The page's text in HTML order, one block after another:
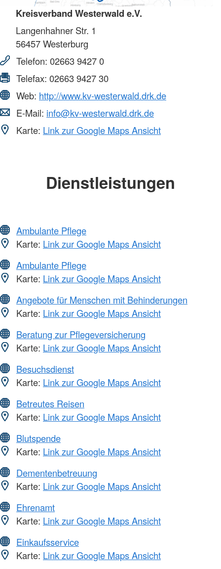
Kreisverband Westerwald e.V.
Langenhahner Str. 1
56457Westerburg
Telefon: 02663 9427 0
Telefax: 02663 9427 30
Web: http://www.kv-westerwald.drk.de
E-Mail: info@kv-westerwald.drk.de
Karte: Link zur Google Maps Ansicht
Dienstleistungen
Ambulante Pflege
Karte: Link zur Google Maps Ansicht
Ambulante Pflege
Karte: Link zur Google Maps Ansicht
Angebote für Menschen mit Behinderungen
Karte: Link zur Google Maps Ansicht
Beratung zur Pflegeversicherung
Karte: Link zur Google Maps Ansicht
Besuchsdienst
Karte: Link zur Google Maps Ansicht
Betreutes Reisen
Karte: Link zur Google Maps Ansicht
Blutspende
Karte: Link zur Google Maps Ansicht
Dementenbetreuung
Karte: Link zur Google Maps Ansicht
Ehrenamt
Karte: Link zur Google Maps Ansicht
Einkaufsservice
Karte: Link zur Google Maps Ansicht